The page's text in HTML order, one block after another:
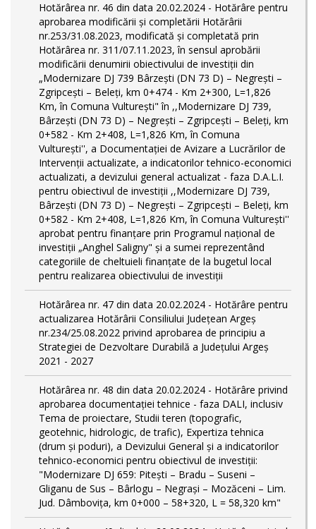
Hotărârea nr. 46 din data 20.02.2024 - Hotărâre pentru
aprobarea modificării şi completării Hotărârii
nr.253/31.08.2023, modificată și completată prin
Hotărârea nr. 311/07.11.2023, în sensul aprobării
modificării denumirii obiectivului de investiții din
„Modernizare DJ 739 Bârzeşti (DN 73 D) – Negrești –
Zgripcești – Beleți, km 0+474 - Km 2+300, L=1,826
Km, în Comuna Vulturești" în ,,Modernizare DJ 739,
Bârzeşti (DN 73 D) – Negrești – Zgripcești – Beleți, km
0+582 - Km 2+408, L=1,826 Km, în Comuna
Vulturești'', a Documentației de Avizare a Lucrărilor de
Intervenții actualizate, a indicatorilor tehnico-economici
actualizati, a devizului general actualizat - faza D.A.L.I.
pentru obiectivul de investiţii ,,Modernizare DJ 739,
Bârzeşti (DN 73 D) – Negrești – Zgripcești – Beleți, km
0+582 - Km 2+408, L=1,826 Km, în Comuna Vulturești''
aprobat pentru finanțare prin Programul național de
investiții „Anghel Saligny" și a sumei reprezentând
categoriile de cheltuieli finanțate de la bugetul local
pentru realizarea obiectivului de investiții
Hotărârea nr. 47 din data 20.02.2024 - Hotărâre pentru
actualizarea Hotărârii Consiliului Județean Argeș
nr.234/25.08.2022 privind aprobarea de principiu a
Strategiei de Dezvoltare Durabilă a Județului Argeș
2021 - 2027
Hotărârea nr. 48 din data 20.02.2024 - Hotărâre privind
aprobarea documentației tehnice - faza DALI, inclusiv
Tema de proiectare, Studii teren (topografic,
geotehnic, hidrologic, de trafic), Expertiza tehnica
(drum și poduri), a Devizului General și a indicatorilor
tehnico-economici pentru obiectivul de investiții:
"Modernizare DJ 659: Pitești – Bradu – Suseni –
Gliganu de Sus – Bârlogu – Negrași – Mozăceni – Lim.
Jud. Dâmboviţa, km 0+000 – 58+320, L = 58,320 km"